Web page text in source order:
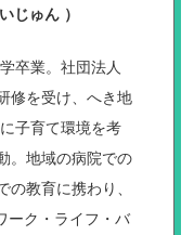
じゅん ）
卒業。社団法人
修を受け、へき地
子育て環境を考
。地域の病院での
教育に携わり、
ーク・ライフ・バ